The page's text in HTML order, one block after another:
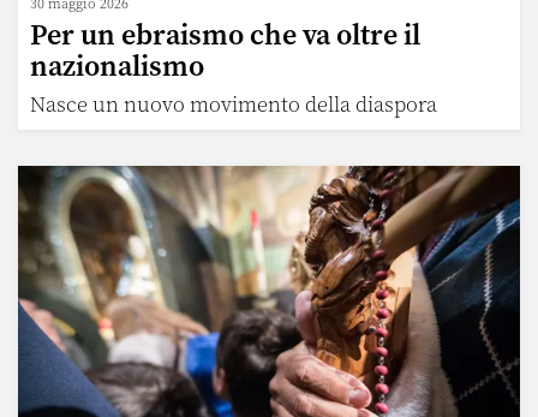
Per un ebraismo che va oltre il
nazionalismo
Nasce un nuovo movimento della diaspora